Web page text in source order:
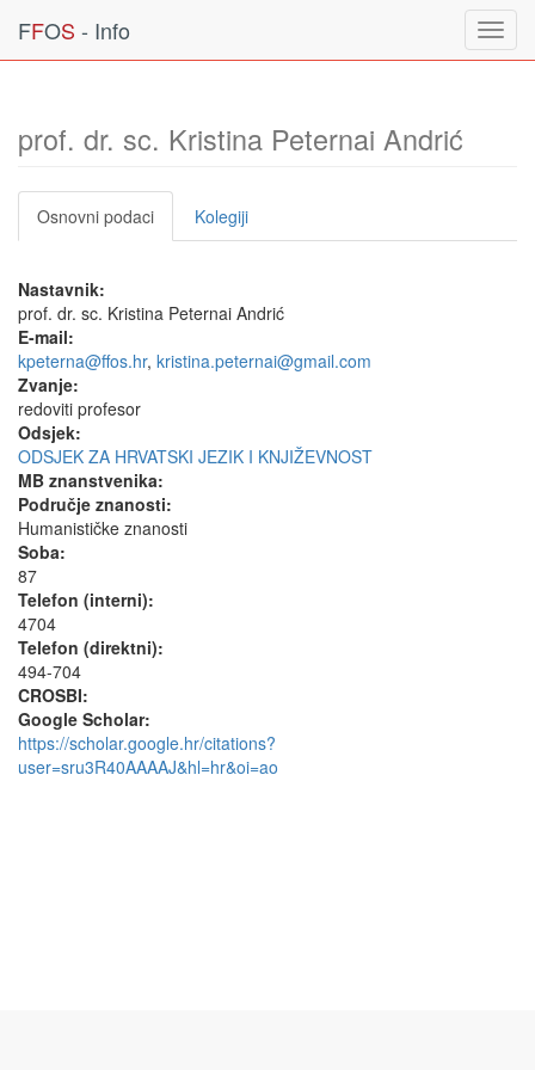
FFOS - Info
prof. dr. sc. Kristina Peternai Andrić
Osnovni podaci Kolegiji
Nastavnik:
prof. dr. sc. Kristina Peternai Andrić
E-mail:
kpeterna@ffos.hr, kristina.peternai@gmail.com
Zvanje:
redoviti profesor
Odsjek:
ODSJEK ZA HRVATSKI JEZIK I KNJIŽEVNOST
MB znanstvenika:
Područje znanosti:
Humanističke znanosti
Soba:
87
Telefon (interni):
4704
Telefon (direktni):
494-704
CROSBI:
Google Scholar:
https://scholar.google.hr/citations?
user=sru3R40AAAAJ&hl=hr&oi=ao